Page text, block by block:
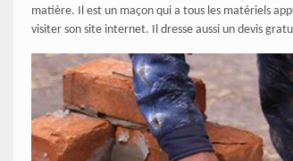
matière. Il est un maçon qui a tous les matériels
visiter son site internet. Il dresse aussi un devis